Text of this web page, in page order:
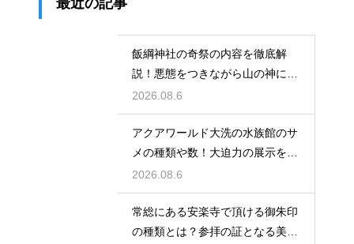
最近の記事
飯綱神社の奇祭の内容を徹底解
説！悪態をつきながら山の神に祈
る不思議
2026.08.6
アクアワールド大洗の水族館のサ
メの種類や数！大迫力の展示を徹
底解説
2026.08.6
常総にある安楽寺で頂ける御朱印
の種類とは？参拝の証となる美し